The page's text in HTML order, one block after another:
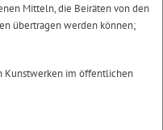
Mitteln, die Beiräten von den
übertragen werden können;
Kunstwerken im öffentlichen